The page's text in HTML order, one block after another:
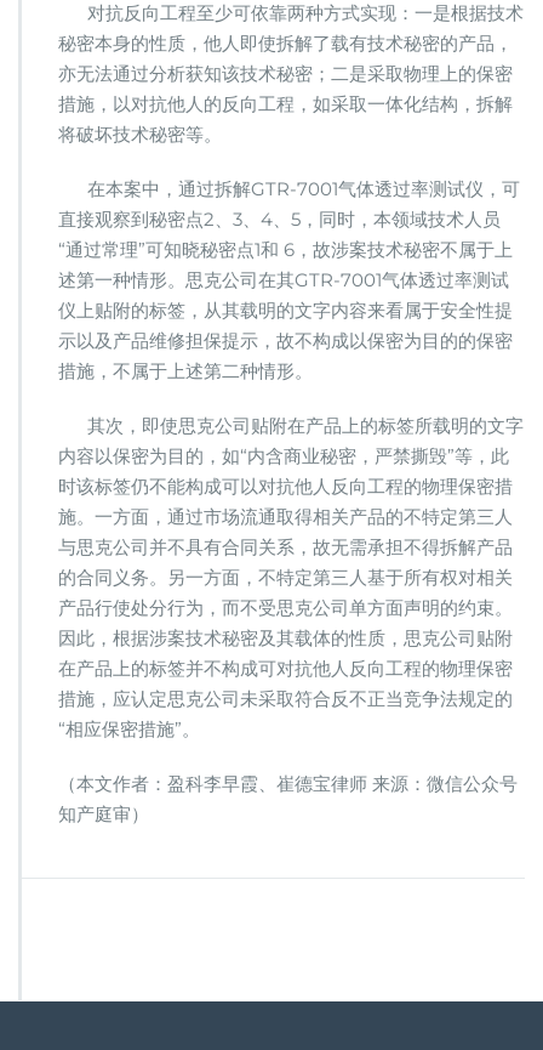
对抗反向工程至少可依靠两种方式实现：一是根据技术
秘密本身的性质，他人即使拆解了载有技术秘密的产品，
亦无法通过分析获知该技术秘密；二是采取物理上的保密
措施，以对抗他人的反向工程，如采取一体化结构，拆解
将破坏技术秘密等。
在本案中，通过拆解GTR-7001气体透过率测试仪，可
直接观察到秘密点2、3、4、5，同时，本领域技术人员
“通过常理”可知晓秘密点1和 6，故涉案技术秘密不属于上
述第一种情形。思克公司在其GTR-7001气体透过率测试
仪上贴附的标签，从其载明的文字内容来看属于安全性提
示以及产品维修担保提示，故不构成以保密为目的的保密
措施，不属于上述第二种情形。
其次，即使思克公司贴附在产品上的标签所载明的文字
内容以保密为目的，如“内含商业秘密，严禁撕毁”等，此
时该标签仍不能构成可以对抗他人反向工程的物理保密措
施。一方面，通过市场流通取得相关产品的不特定第三人
与思克公司并不具有合同关系，故无需承担不得拆解产品
的合同义务。另一方面，不特定第三人基于所有权对相关
产品行使处分行为，而不受思克公司单方面声明的约束。
因此，根据涉案技术秘密及其载体的性质，思克公司贴附
在产品上的标签并不构成可对抗他人反向工程的物理保密
措施，应认定思克公司未采取符合反不正当竞争法规定的
“相应保密措施”。
（本文作者：盈科李早霞、崔德宝律师 来源：微信公众号
知产庭审）